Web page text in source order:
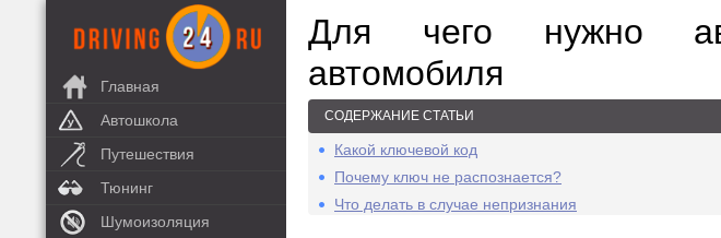
Главная
Автошкола
Путешествия
Тюнинг
Шумоизоляция
Для чего нужно
автомобиля
СОДЕРЖАНИЕ СТАТЬИ
Какой ключевой код
Почему ключ не распознается?
Что делать в случае непризнания